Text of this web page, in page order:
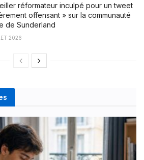
réformateur inculpé pour un tweet
offensant » sur la communauté
de Sunderland
2026